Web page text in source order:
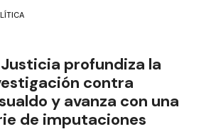
profundiza la
contra
y avanza con una
de imputaciones